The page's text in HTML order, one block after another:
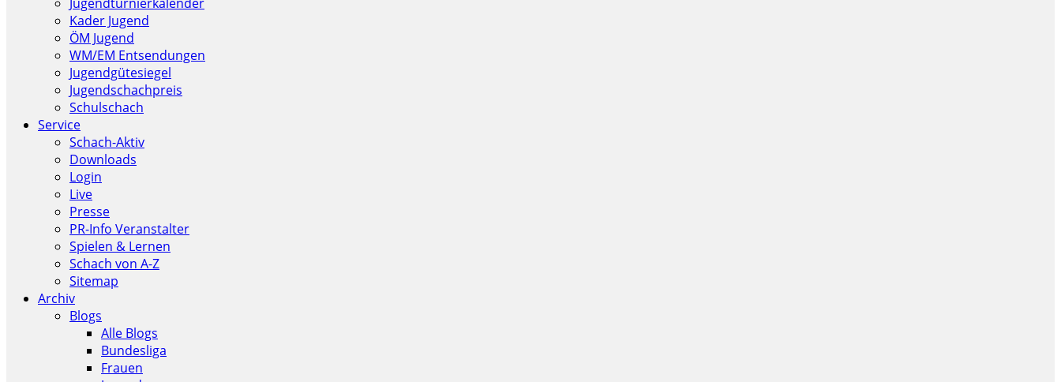
Kader Jugend
ÖM Jugend
WM/EM Entsendungen
Jugendgütesiegel
Jugendschachpreis
Schulschach
Service
Schach-Aktiv
Downloads
Login
Live
Presse
PR-Info Veranstalter
Spielen & Lernen
Schach von A-Z
Sitemap
Archiv
Blogs
Alle Blogs
Bundesliga
Frauen